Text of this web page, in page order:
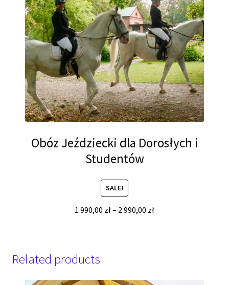
Obóz Jeździecki dla Dorosłych i
Studentów
SALE!
1 990,00 zł– 2 990,00 zł
Related products